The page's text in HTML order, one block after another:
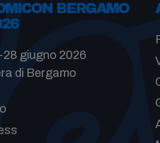
BERGAMO
28 giugno 2026
di Bergamo